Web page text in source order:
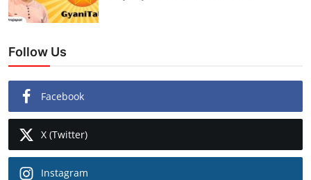
Follow Us
Facebook
X (Twitter)
Instagram